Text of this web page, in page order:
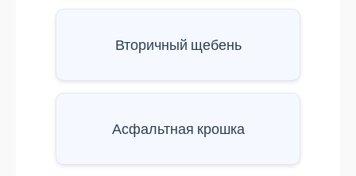
Вторичный щебень
Асфальтная крошка